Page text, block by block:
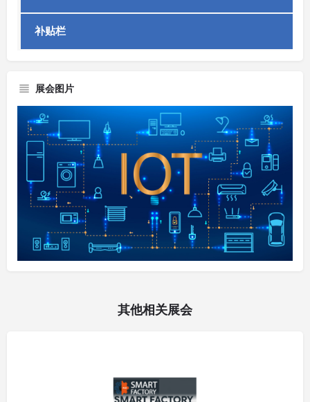
补贴栏
展会图片
其他相关展会